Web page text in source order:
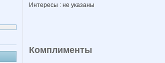
Интересы : не указаны
Комплименты